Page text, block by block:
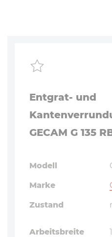
Entgrat- und
GECAM G 135
Modell
Marke
Zustand
Arbeitsbreite